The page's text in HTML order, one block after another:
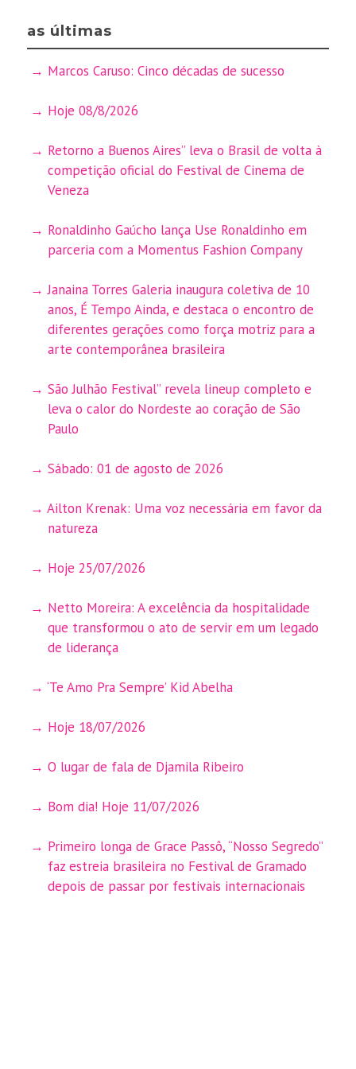
as últimas
Marcos Caruso: Cinco décadas de sucesso
Hoje 08/8/2026
Retorno a Buenos Aires” leva o Brasil de volta à
competição oficial do Festival de Cinema de
Veneza
Ronaldinho Gaúcho lança Use Ronaldinho em
parceria com a Momentus Fashion Company
Janaina Torres Galeria inaugura coletiva de 10
anos, É Tempo Ainda, e destaca o encontro de
diferentes gerações como força motriz para a
arte contemporânea brasileira
São Julhão Festival” revela lineup completo e
leva o calor do Nordeste ao coração de São
Paulo
Sábado: 01 de agosto de 2026
Ailton Krenak: Uma voz necessária em favor da
natureza
Hoje 25/07/2026
Netto Moreira: A excelência da hospitalidade
que transformou o ato de servir em um legado
de liderança
‘Te Amo Pra Sempre’ Kid Abelha
Hoje 18/07/2026
O lugar de fala de Djamila Ribeiro
Bom dia! Hoje 11/07/2026
Primeiro longa de Grace Passô, “Nosso Segredo”
faz estreia brasileira no Festival de Gramado
depois de passar por festivais internacionais